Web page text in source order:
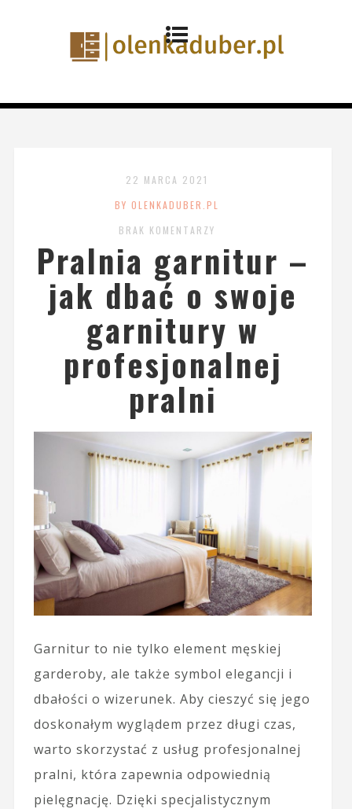
22 MARCA 2021
BY OLENKADUBER.PL
BRAK KOMENTARZY
Pralnia garnitur –
jak dbać o swoje
garnitury w
profesjonalnej
pralni
Garnitur to nie tylko element męskiej
garderoby, ale także symbol elegancji i
dbałości o wizerunek. Aby cieszyć się jego
doskonałym wyglądem przez długi czas,
warto skorzystać z usług profesjonalnej
pralni, która zapewnia odpowiednią
pielęgnację. Dzięki specjalistycznym